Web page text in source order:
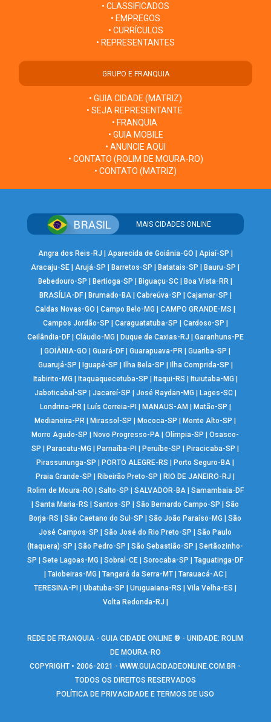
• CLASSIFICADOS
• EMPREGOS
• CURRÍCULOS
• REPRESENTANTES
GRUPO E FRANQUIA
• GUIA CIDADE (MATRIZ)
• SEJA REPRESENTANTE
• FRANQUIA
• GUIA MOBILE
• ANUNCIE AQUI
• CONTATO (ROLIM DE MOURA-RO)
• CONTATO (MATRIZ)
MAIS CIDADES ONLINE
Angra dos Reis-RJ Aparecida de Goiânia-GO Apiaí-SP
Aracaju-SE |Arujá-SP Barretos-SP Batatais-SP Bauru-SP
Bebedouro-SP
Bertioga-SP Biguaçu-SC Boa Vista-RR
BRASÍLIA-DF| Brumado-BA| Cabreúva-SP Cajamar-SP
Caldas Novas-GO
|Campo Belo-MG |CAMPO GRANDE-MS
Campos Jordão-SP
Caraguatatuba-SP Cardoso-SP
Ceilândia-DF| Cláudio-MG Duque de Caxias-RJ
Garanhuns-PE
GOIÂNIA-GO Guará-DF| Guarapuava-PR| Guariba-SP
Guarujá-SP
Iguapé-SP Ilha Bela-SP Ilha Comprida-SP
Itabirito-MG
Itaquaquecetuba-SP Itaqui-RS Ituiutaba-MG
Jaboticabal-SP
Jacareí-SP José Raydan-MG Lages-SC|
Londrina-PR| Luís Correia-PI MANAUS-AM Matão-SP
Medianeira-PR
Mirassol-SP Mococa-SP Monte Alto-SP
Morro Agudo-SP
Novo Progresso-PA |Olímpia-SP |Osasco-
SP
Paracatu-MG Parnaíba-PI Peruíbe-SP Piracicaba-SP
Pirassununga-SP
PORTO ALEGRE-RS Porto Seguro-BA
Praia Grande-SP
Ribeirão Preto-SP RIO DE JANEIRO-RJ
Rolim de Moura-RO
Salto-SP SALVADOR-BA| Samambaia-DF
|Santa Maria-RS |Santos-SP |São Bernardo Campo-SP |São
Borja-RS
|São Caetano do Sul-SP |São João Paraíso-MG |São
José Campos-SP
|São José do Rio Preto-SP |São Paulo
(Itaquera)-SP
|São Pedro-SP |São Sebastião-SP |Sertãozinho-
SP
|Sete Lagoas-MG |Sobral-CE |Sorocaba-SP |Taguatinga-DF
Taiobeiras-MG Tangará da Serra-MT| Tarauacá-AC|
TERESINA-PI
|Ubatuba-SP |Uruguaiana-RS |Vila Velha-ES
Volta Redonda-RJ
REDE DE FRANQUIA - GUIA CIDADE ONLINE ® - UNIDADE: ROLIM
DE MOURA-RO
COPYRIGHT • 2006-2021 -WWW.GUIACIDADEONLINE.COM.BR -
TODOS OS DIREITOS RESERVADOS
POLÍTICA DE PRIVACIDADE E TERMOS DE USO